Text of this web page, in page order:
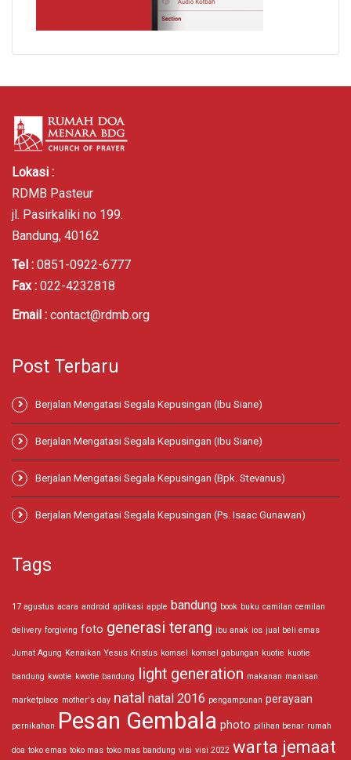
Lokasi :
RDMB Pasteur
jl. Pasirkaliki no 199.
Bandung, 40162
Tel : 0851-0922-6777
Fax : 022-4232818
Email : contact@rdmb.org
Post Terbaru
Berjalan Mengatasi Segala Kepusingan (Ibu Siane)
Berjalan Mengatasi Segala Kepusingan (Ibu Siane)
Berjalan Mengatasi Segala Kepusingan (Bpk. Stevanus)
Berjalan Mengatasi Segala Kepusingan (Ps. Isaac Gunawan)
Tags
17 agustus acara android aplikasi apple bandung book buku camilan cemilan
delivery forgiving foto generasi terang ibu anak ios jual beli emas
Jumat Agung Kenaikan Yesus Kristus komsel komsel gabungan kuotie kuotie
bandung kwotie kwotie bandung light generation makanan manisan
marketplace mother's day natal natal 2016 pengampunan perayaan
pernikahan Pesan Gembala photo pilihan benar rumah
doa toko emas toko mas toko mas bandung visi visi 2022 warta jemaat